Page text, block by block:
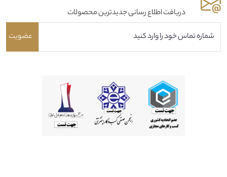
دریافت اطلاع رسانی جدیدترین محصولات
عضویت